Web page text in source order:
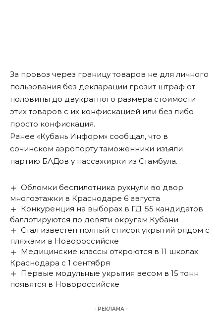
За провоз через границу товаров не для личного
пользования без декларации грозит штраф от
половины до двукратного размера стоимости
этих товаров с их конфискацией или без либо
просто конфискация.
Ранее «Кубань Информ» сообщал, что в
сочинском аэропорту таможенники изъяли
партию БАДов у пассажирки из Стамбула.
Обломки беспилотника рухнули во двор
многоэтажки в Краснодаре 6 августа
Конкуренция на выборах в ГД: 55 кандидатов
баллотируются по девяти округам Кубани
Стал известен полный список укрытий рядом с
пляжами в Новороссийске
Медицинские классы откроются в 11 школах
Краснодара с 1 сентября
Первые модульные укрытия весом в 15 тонн
появятся в Новороссийске
- РЕКЛАМА -